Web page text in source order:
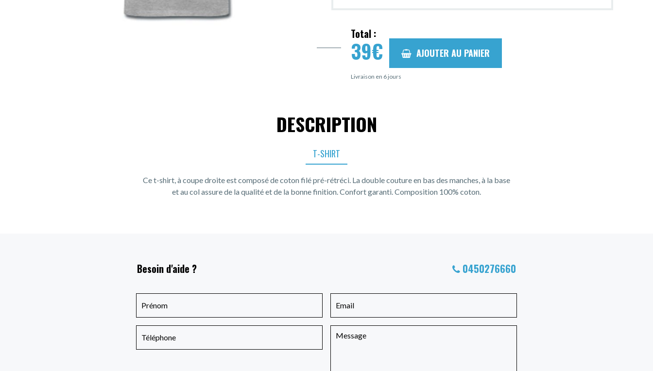
Total :
39€ AJOUTER AU PANIER
Livraison en 6 jours
DESCRIPTION
T-SHIRT
Ce t-shirt, à coupe droite est composé de coton filé pré-rétréci. La double couture en bas des manches, à la base
et au col assure de la qualité et de la bonne finition. Confort garanti. Composition 100% coton.
Besoin d'aide ? 0450276660